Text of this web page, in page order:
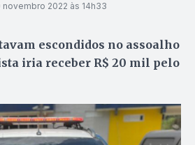
novembro 2022 às 14h33
escondidos no assoalho
iria receber R$ 20 mil pelo